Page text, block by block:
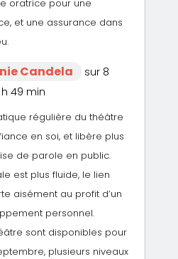
oratrice pour une
et une assurance dans
Candela
sur 8
49 min
régulière du théâtre
en soi, et libère plus
de parole en public.
est plus fluide, le lien
aisément au profit d’un
personnel.
sont disponibles pour
plusieurs niveaux